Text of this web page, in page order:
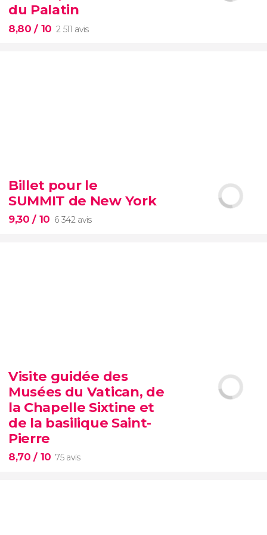
d'attente
du Palatin
8,80/ 10 2 511 avis
Colisée, Palatin et Forum
romain
Billet pour le
SUMMIT de New York
9,30/ 10 6 342 avis
Manhattan Évitez les files d'attente
option VIP
Visite guidée des
Musées du Vatican, de
la Chapelle Sixtine et
de la basilique Saint-
Pierre
8,70/ 10 75 avis